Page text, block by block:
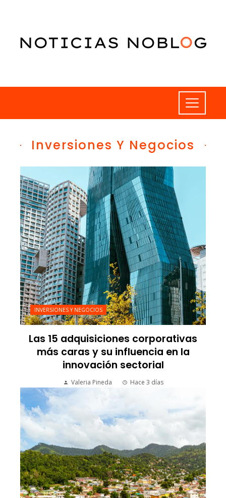
Inversiones Y Negocios
INVERSIONES Y NEGOCIOS
Las 15 adquisiciones corporativas
más caras y su influencia en la
innovación sectorial
Valeria Pineda Hace 3 días